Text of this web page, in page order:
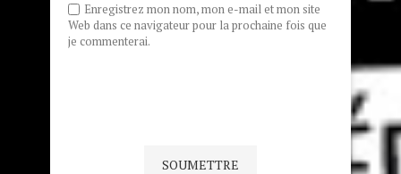
Enregistrez mon nom, mon e-mail et mon site
Web dans ce navigateur pour la prochaine fois que
je commenterai.